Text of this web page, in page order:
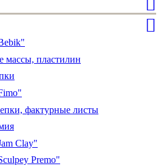
массы, пластилин
фактурные листы
Clay"
Premo"